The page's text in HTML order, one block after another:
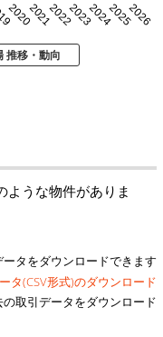
2020202120222023202420252026
推移・動向
ような物件がありま
タをダウンロードできます
タ(CSV形式)のダウンロード
取引データをダウンロード